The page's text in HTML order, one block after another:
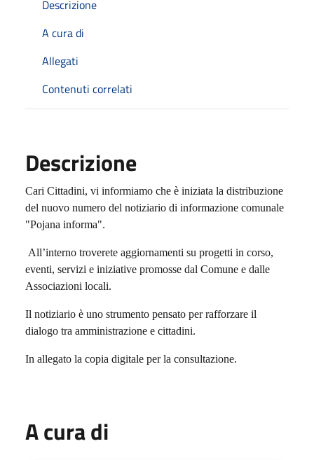
Descrizione
A cura di
Allegati
Contenuti correlati
Descrizione
Cari Cittadini, vi informiamo che è iniziata la distribuzione
del nuovo numero del notiziario di informazione comunale
"Pojana informa".
All’interno troverete aggiornamenti su progetti in corso,
eventi, servizi e iniziative promosse dal Comune e dalle
Associazioni locali.
Il notiziario è uno strumento pensato per rafforzare il
dialogo tra amministrazione e cittadini.
In allegato la copia digitale per la consultazione.
A cura di